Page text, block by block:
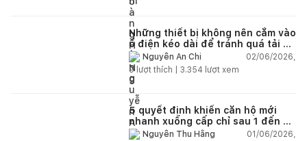
Những thiết bị không nên cắm vào
ổ điện kéo dài để tránh quá tải và
chập cháy trong nhà
Nguyễn An Chi
02/06/2026,
9lượt thích | 3.354 lượt xem
5 quyết định khiến căn hộ mới
nhanh xuống cấp chỉ sau 1 đến 2
nămNguyễn Thu Hằng
01/06/2026,